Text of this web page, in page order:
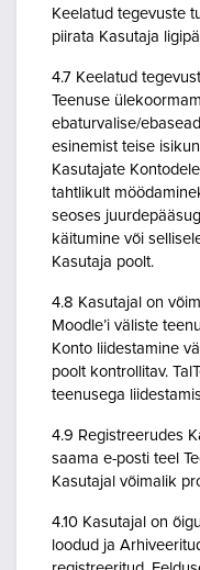
Keelatud tegevuste
piirata Kasutaja
4.7 Keelatud
Teenuse
ebaturvalise/
esinemist teise
Kasutajate
tahtlikult
seoses
käitumine või
Kasutaja poolt.
4.8 Kasutajal on
Moodle’i väliste
Konto liidestamine
poolt kontrollitav.
teenusega
4.9 Registreerudes
saama e-posti teel
Kasutajal võimalik
4.10 Kasutajal on
loodud ja